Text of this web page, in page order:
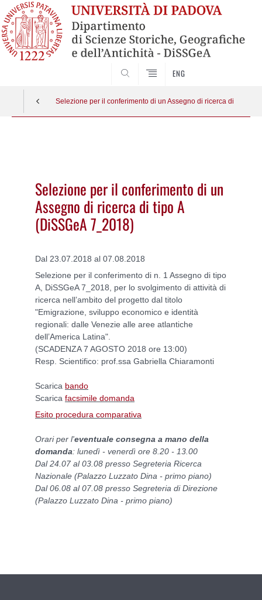
ENG
Selezione per il conferimento di un Assegno di ricerca di tipo A
Selezione per il conferimento di un
Assegno di ricerca di tipo A
(DiSSGeA 7_2018)
Dal 23.07.2018 al 07.08.2018
Selezione per il conferimento di n. 1 Assegno di tipo
A, DiSSGeA 7_2018, per lo svolgimento di attività di
ricerca nell’ambito del progetto dal titolo
"Emigrazione, sviluppo economico e identità
regionali: dalle Venezie alle aree atlantiche
dell’America Latina".
(SCADENZA 7 AGOSTO 2018 ore 13:00)
Resp. Scientifico: prof.ssa Gabriella Chiaramonti
Scarica bando
Scarica facsimile domanda
Esito procedura comparativa
Orari per l'eventuale consegna a mano della
domanda: lunedì - venerdì ore 8.20 - 13.00
Dal 24.07 al 03.08 presso Segreteria Ricerca
Nazionale (Palazzo Luzzato Dina - primo piano)
Dal 06.08 al 07.08 presso Segreteria di Direzione
(Palazzo Luzzato Dina - primo piano)